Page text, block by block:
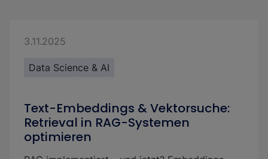
3.11.2025
Data Science & AI
Text-Embeddings & Vektorsuche:
Retrieval in RAG-Systemen
optimieren